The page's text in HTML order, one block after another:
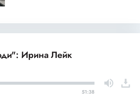
Ирина Лейк
51:38